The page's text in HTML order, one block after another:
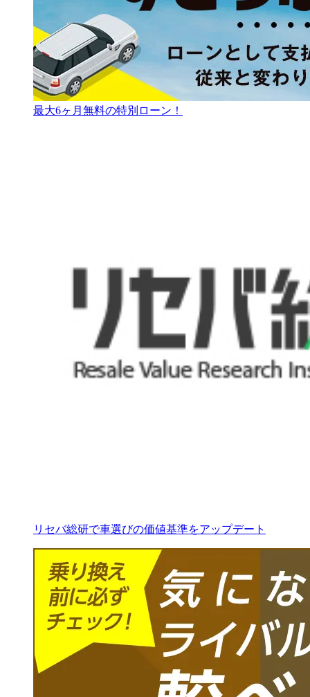
最大6ヶ月無料の特別ローン！
リセバ総研で車選びの価値基準をアップデート